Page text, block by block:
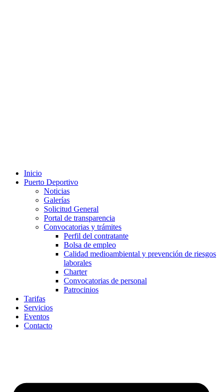
Inicio
Puerto Deportivo
Noticias
Galerías
Solicitud General
Portal de transparencia
Convocatorias y trámites
Perfil del contratante
Bolsa de empleo
Calidad medioambiental y prevención de riesgos
laborales
Charter
Convocatorias de personal
Patrocinios
Tarifas
Servicios
Eventos
Contacto